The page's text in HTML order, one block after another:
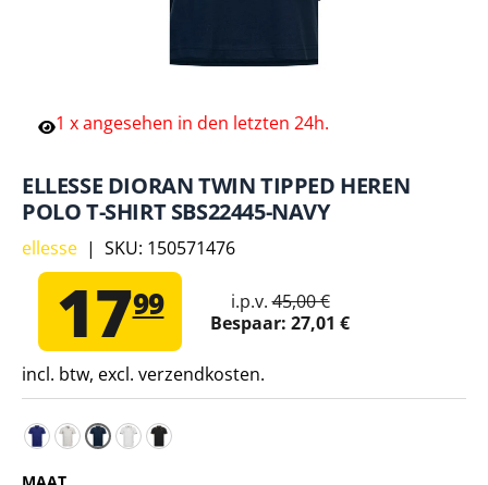
1 xangesehen in den letzten 24h.
ELLESSE DIORAN TWIN TIPPED HEREN
POLO T-SHIRT SBS22445-NAVY
ellesse | SKU: 150571476
1799 i.p.v.45,00 €
Bespaar: 27,01 €
incl. btw, excl. verzendkosten.